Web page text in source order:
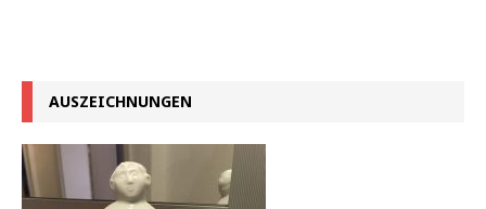
AUSZEICHNUNGEN